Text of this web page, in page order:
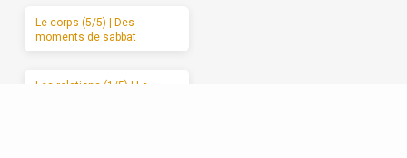
Le corps (5/5) | Des
moments de sabbat
Les relations (1/5) | La